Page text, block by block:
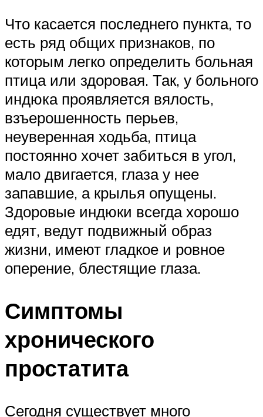
Что касается последнего пункта, то
есть ряд общих признаков, по
которым легко определить больная
птица или здоровая. Так, у больного
индюка проявляется вялость,
взъерошенность перьев,
неуверенная ходьба, птица
постоянно хочет забиться в угол,
мало двигается, глаза у нее
запавшие, а крылья опущены.
Здоровые индюки всегда хорошо
едят, ведут подвижный образ
жизни, имеют гладкое и ровное
оперение, блестящие глаза.
Симптомы
хронического
простатита
Сегодня существует много